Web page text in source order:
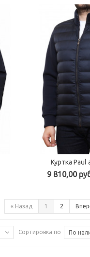
Куртка Paul
9 810,00
« Назад 1 2
Сортировка по По